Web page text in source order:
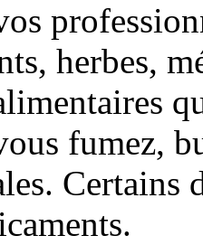
herbes,
fumez,
Certains